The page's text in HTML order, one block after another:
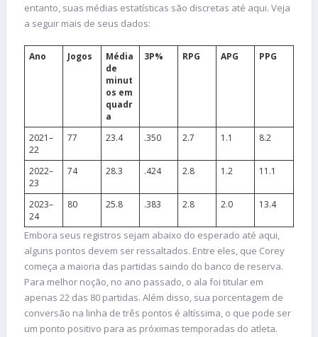
entanto, suas médias estatísticas são discretas até aqui. Veja
a seguir mais de seus dados:
Ano Jogos
Média
de
minut
os em
quadr
a
3P% RPG APG PPG
2021–
22
77 23.4 .350 2.7 1.1 8.2
2022–
23
74 28.3 .424 2.8 1.2 11.1
2023–
24
80 25.8 .383 2.8 2.0 13.4
Embora seus registros sejam abaixo do esperado até aqui,
alguns pontos devem ser ressaltados. Entre eles, que Corey
começa a maioria das partidas saindo do banco de reserva.
Para melhor noção, no ano passado, o ala foi titular em
apenas 22 das 80 partidas. Além disso, sua porcentagem de
conversão na linha de três pontos é altíssima, o que pode ser
um ponto positivo para as próximas temporadas do atleta.